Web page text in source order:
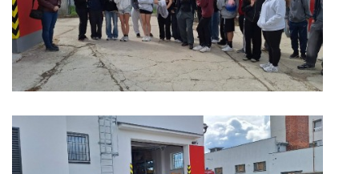
ZÁSAHY
PREVENCE
INFORMACE